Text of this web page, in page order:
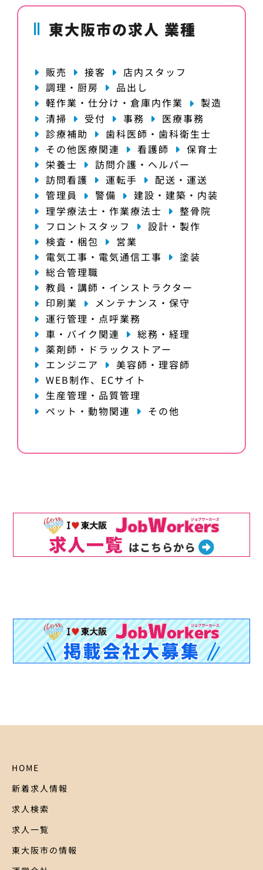
東大阪市の求人 業種
販売 接客
店内スタッフ
調理・厨房
品出し
軽作業・仕分け・倉庫内作業
製造
清掃
受付 事務
医療事務
診療補助
歯科医師・歯科衛生士
その他医療関連
看護師
保育士
栄養士
訪問介護・ヘルパー
訪問看護
運転手
配送・運送
管理員
警備
建設・建築・内装
理学療法士・作業療法士
整骨院
フロントスタッフ
設計・製作
検査・梱包
営業
電気工事・電気通信工事
塗装
総合管理職
教員・講師・インストラクター
印刷業
メンテナンス・保守
運行管理・点呼業務
車・バイク関連
総務・経理
薬剤師・ドラックストアー
エンジニア
美容師・理容師
WEB制作、ECサイト
生産管理・品質管理
ペット・動物関連
その他
HOME
新着求人情報
求人検索
求人一覧
東大阪市の情報